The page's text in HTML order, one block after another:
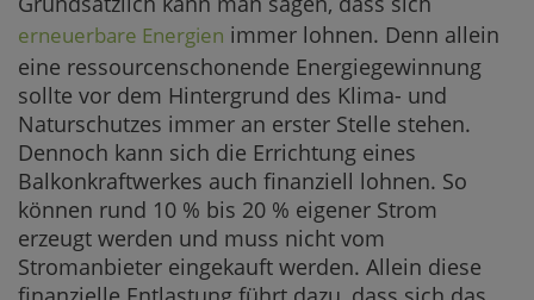
erneuerbare Energien immer lohnen. Denn allein
eine ressourcenschonende Energiegewinnung
sollte vor dem Hintergrund des Klima- und
Naturschutzes immer an erster Stelle stehen.
Dennoch kann sich die Errichtung eines
Balkonkraftwerkes auch finanziell lohnen. So
können rund 10 % bis 20 % eigener Strom
erzeugt werden und muss nicht vom
Stromanbieter eingekauft werden. Allein diese